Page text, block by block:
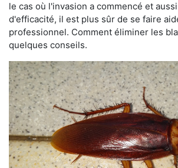
le cas où l'invasion a commencé et
d'efficacité, il est plus sûr de se faire
professionnel. Comment éliminer les
quelques conseils.